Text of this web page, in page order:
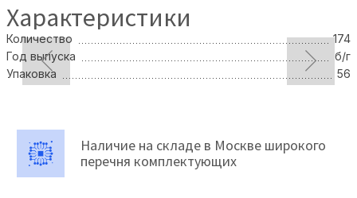
Характеристики
Количество
174
Год выпуска
б/г
Упаковка
56
Наличие на складе в Москве широкого
перечня комплектующих